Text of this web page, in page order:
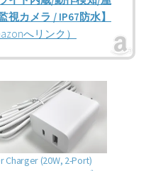
視カメラ / IP67防水】
へリンク）
Charger (20W, 2-Port)